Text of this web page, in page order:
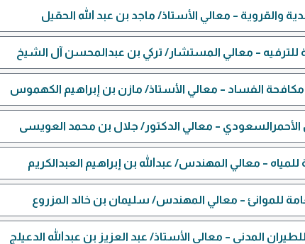
والقروية – معالي الأستاذ/ ماجد بن عبد الله الحقيل
للترفيه – معالي المستشار/ تركي بن عبدالمحسن آل الشيخ
الفساد – معالي الأستاذ/ مازن بن إبراهيم الكهموس
الأحمرالسعودي – معالي الدكتور/ جلال بن محمد العويسى
– معالي المهندس/ عبدالله بن إبراهيم العبدالكريم
للموانئ – معالي المهندس/ سليمان بن خالد المزروع
المدني – معالي الأستاذ/ عبد العزيز بن عبدالله الدعيلج